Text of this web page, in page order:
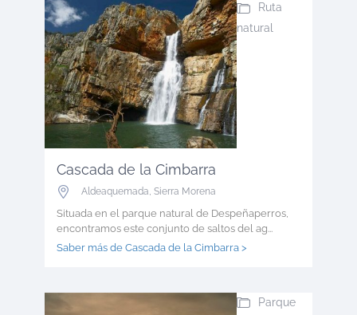
Cascada de la Cimbarra
Aldeaquemada, Sierra Morena
Situada en el parque natural de Despeñaperros,
encontramos este conjunto de saltos del ag...
Ruta
natural
Saber más de Cascada de la Cimbarra >
Parque